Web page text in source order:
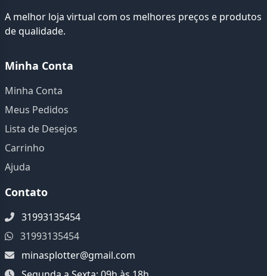
A melhor loja virtual com os melhores preços e produtos
de qualidade.
Minha Conta
Minha Conta
Meus Pedidos
Lista de Desejos
Carrinho
Ajuda
Contato
31993135454
31993135454
minasplotter@gmail.com